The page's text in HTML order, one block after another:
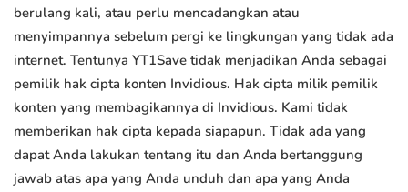
berulang kali, atau perlu mencadangkan atau
menyimpannya sebelum pergi ke lingkungan yang tidak ada
internet. Tentunya YT1Save tidak menjadikan Anda sebagai
pemilik hak cipta konten Invidious. Hak cipta milik pemilik
konten yang membagikannya di Invidious. Kami tidak
memberikan hak cipta kepada siapapun. Tidak ada yang
dapat Anda lakukan tentang itu dan Anda bertanggung
jawab atas apa yang Anda unduh dan apa yang Anda